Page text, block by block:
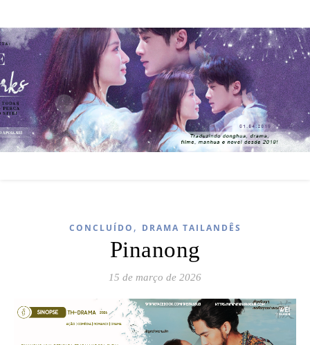
CONCLUÍDO , DRAMA TAILANDÊS
Pinanong
15 de março de 2026